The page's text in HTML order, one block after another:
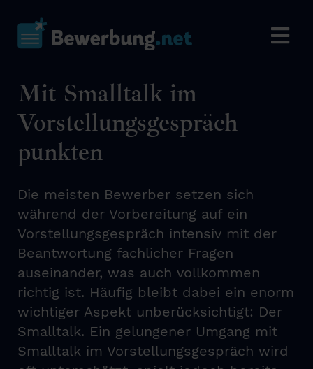
Mit Smalltalk im
Vorstellungsgespräch
punkten
Die meisten Bewerber setzen sich
während der Vorbereitung auf ein
Vorstellungsgespräch intensiv mit der
Beantwortung fachlicher Fragen
auseinander, was auch vollkommen
richtig ist. Häufig bleibt dabei ein enorm
wichtiger Aspekt unberücksichtigt: Der
Smalltalk. Ein gelungener Umgang mit
Smalltalk im Vorstellungsgespräch wird